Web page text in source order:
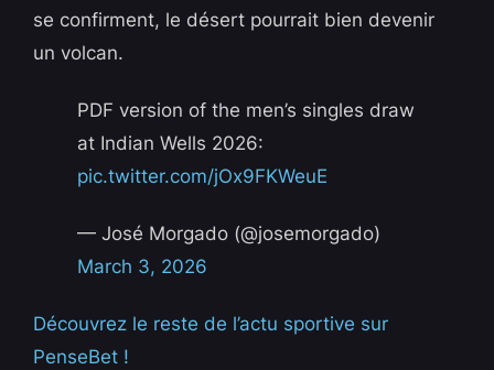
se confirment, le désert pourrait bien devenir
un volcan.
PDF version of the men’s singles draw
at Indian Wells 2026:
pic.twitter.com/jOx9FKWeuE
— José Morgado (@josemorgado)
March 3, 2026
Découvrez le reste de l’actu sportive sur
PenseBet !